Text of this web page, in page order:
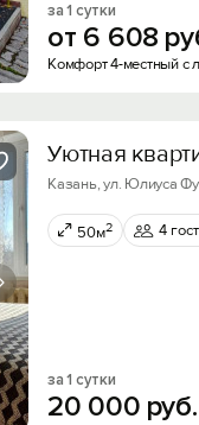
за 1 сутки
от 6 608
Комфорт 4-местный с
Уютная
Казань, ул. Юлиуса
50м2 4
за 1 сутки
20 000 руб.